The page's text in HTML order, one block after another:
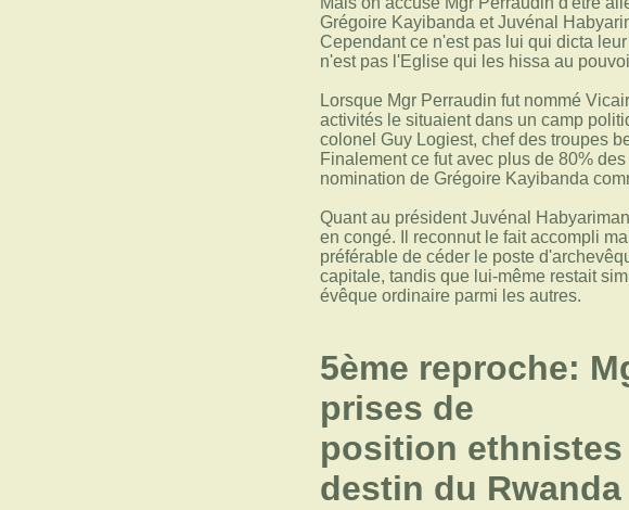
Grégoire Kayibanda et Juvénal
Cependant ce n'est pas lui qui dicta
n'est pas l'Eglise qui les hissa au
Lorsque Mgr Perraudin fut nommé
activités le situaient dans un camp
colonel Guy Logiest, chef des troupes
Finalement ce fut avec plus de 80%
nomination de Grégoire Kayibanda
Quant au président Juvénal
en congé. Il reconnut le fait accompli
préférable de céder le poste
capitale, tandis que lui-même restait
évêque ordinaire parmi les autres.
5ème reproche:
prises de
position ethnistes
destin du Rwanda